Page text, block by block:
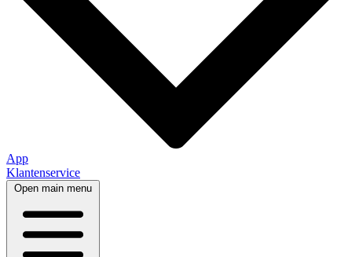
App
Klantenservice
Open main menu